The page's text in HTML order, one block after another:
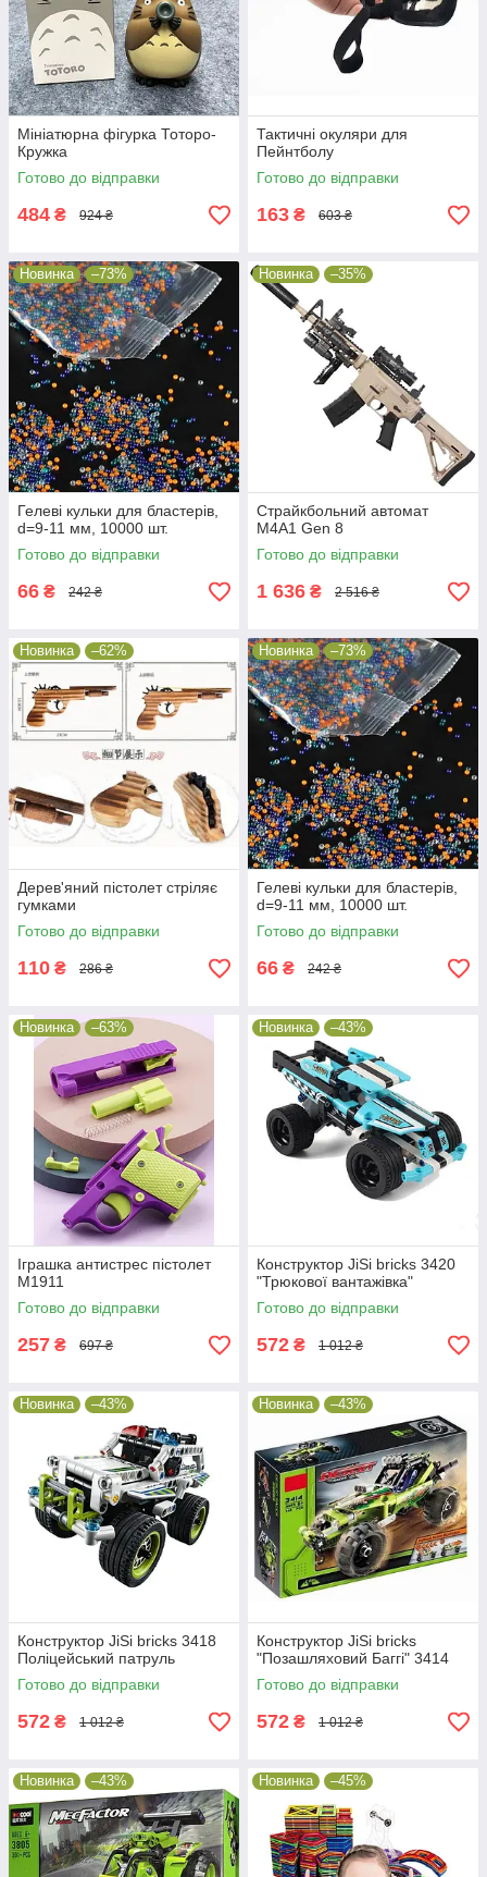
Мініатюрна фігурка Тоторо-
Кружка
Готово до відправки
484 ₴ 924 ₴
Тактичні окуляри для
Пейнтболу
Готово до відправки
163 ₴ 603 ₴
Новинка –73%
Гелеві кульки для бластерів,
d=9-11 мм, 10000 шт.
Готово до відправки
66 ₴ 242 ₴
Новинка –35%
Страйкбольний автомат
M4A1 Gen 8
Готово до відправки
1 636 ₴ 2 516 ₴
Новинка –62%
Дерев'яний пістолет стріляє
гумками
Готово до відправки
110 ₴ 286 ₴
Новинка –73%
Гелеві кульки для бластерів,
d=9-11 мм, 10000 шт.
Готово до відправки
66 ₴ 242 ₴
Новинка –63%
Іграшка антистрес пістолет
M1911
Готово до відправки
257 ₴ 697 ₴
Новинка –43%
Конструктор JiSi bricks 3420
"Трюкової вантажівка"
Готово до відправки
572 ₴ 1 012 ₴
Новинка –43%
Конструктор JiSi bricks 3418
Поліцейський патруль
Готово до відправки
572 ₴ 1 012 ₴
Новинка –43%
Конструктор JiSi bricks
"Позашляховий Баггі" 3414
Готово до відправки
572 ₴ 1 012 ₴
Новинка –43% Новинка –45%